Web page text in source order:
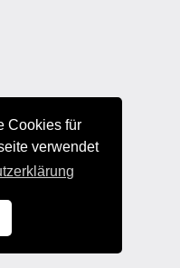
Cookies für
verwendet